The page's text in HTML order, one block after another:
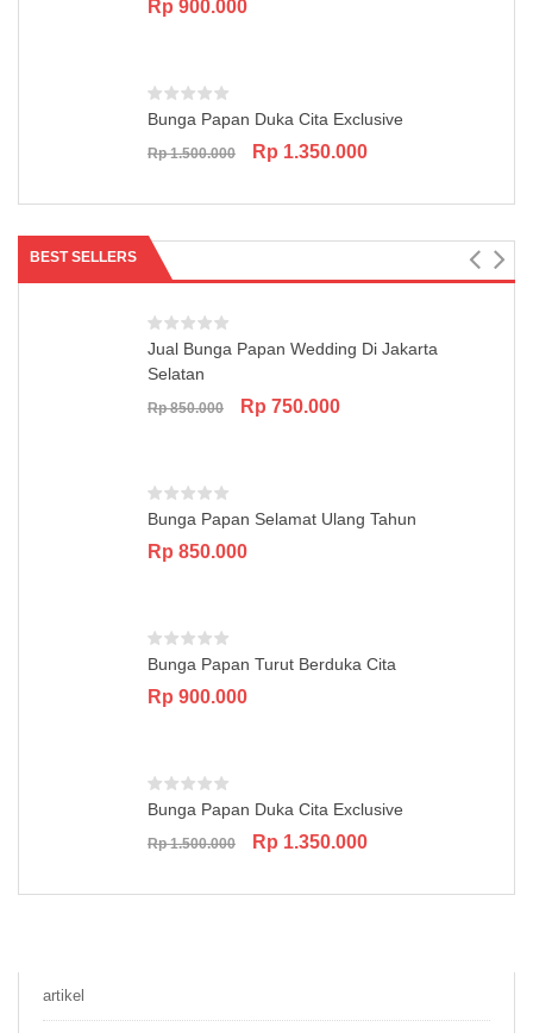
Rp 900.000
Bunga Papan Duka Cita Exclusive
Rp1.500.000
Original
Rp 1.350.000Current
BEST SELLERS
Jual Bunga Papan Wedding Di Jakarta
Selatan
Rp850.000
Original
Rp 750.000Current
Bunga Papan Selamat Ulang Tahun
Rp 850.000
Bunga Papan Turut Berduka Cita
Rp 900.000
Bunga Papan Duka Cita Exclusive
Rp1.500.000
Original
Rp 1.350.000Current
artikel